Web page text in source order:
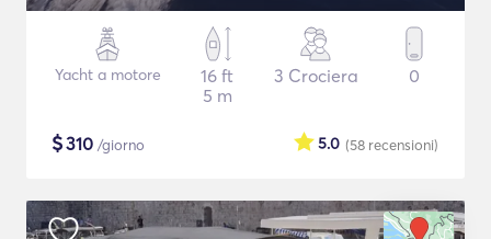
Yacht a motore
16 ft
5 m
3 Crociera 0
$310 /giorno (58 recensioni)
5.0